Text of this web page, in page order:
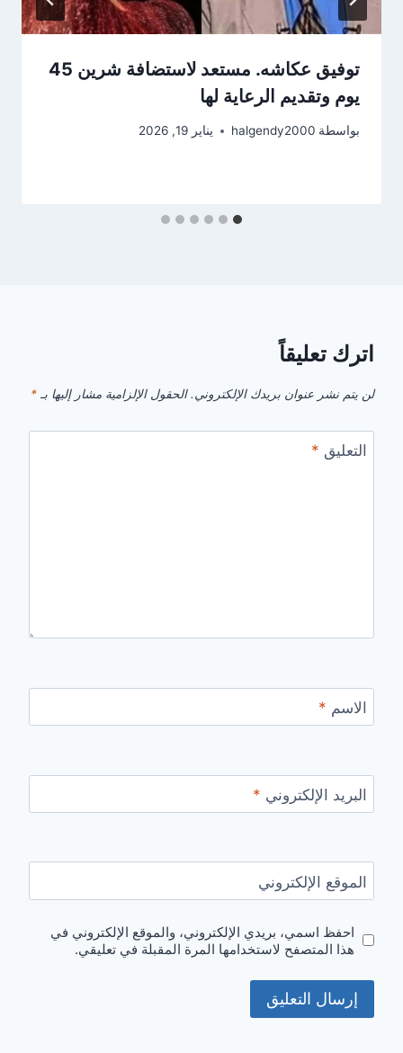
توفيق عكاشه. مستعد لاستضافة شرين 45
يوم وتقديم الرعاية لها
بواسطة halgendy2000 يناير 19, 2026
اترك تعليقاً
لن يتم نشر عنوان بريدك الإلكتروني. الحقول الإلزامية مشار إليها بـ *
التعليق *
الاسم *
البريد الإلكتروني *
الموقع الإلكتروني
احفظ اسمي، بريدي الإلكتروني، والموقع الإلكتروني في
هذا المتصفح لاستخدامها المرة المقبلة في تعليقي.